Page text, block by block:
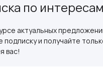
по интересам
актуальных
подписку и получайте
вас!